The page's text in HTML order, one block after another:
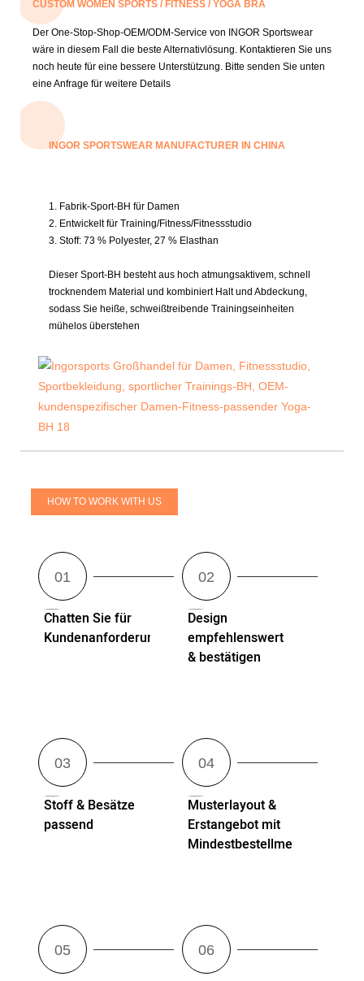
CUSTOM WOMEN SPORTS / FITNESS / YOGA BRA
Der One-Stop-Shop-OEM/ODM-Service von INGOR Sportswear
wäre in diesem Fall die beste Alternativlösung. Kontaktieren Sie uns
noch heute für eine bessere Unterstützung. Bitte senden Sie unten
eine Anfrage für weitere Details
INGOR SPORTSWEAR MANUFACTURER IN CHINA
1. Fabrik-Sport-BH für Damen
2. Entwickelt für Training/Fitness/Fitnessstudio
3. Stoff: 73 % Polyester, 27 % Elasthan
Dieser Sport-BH besteht aus hoch atmungsaktivem, schnell
trocknendem Material und kombiniert Halt und Abdeckung,
sodass Sie heiße, schweißtreibende Trainingseinheiten
mühelos überstehen
HOW TO WORK WITH US
Chatten Sie für
Kundenanforderungen
Design
empfehlenswert
& bestätigen
Stoff & Besätze
passend
Musterlayout &
Erstangebot mit
Mindestbestellmenge